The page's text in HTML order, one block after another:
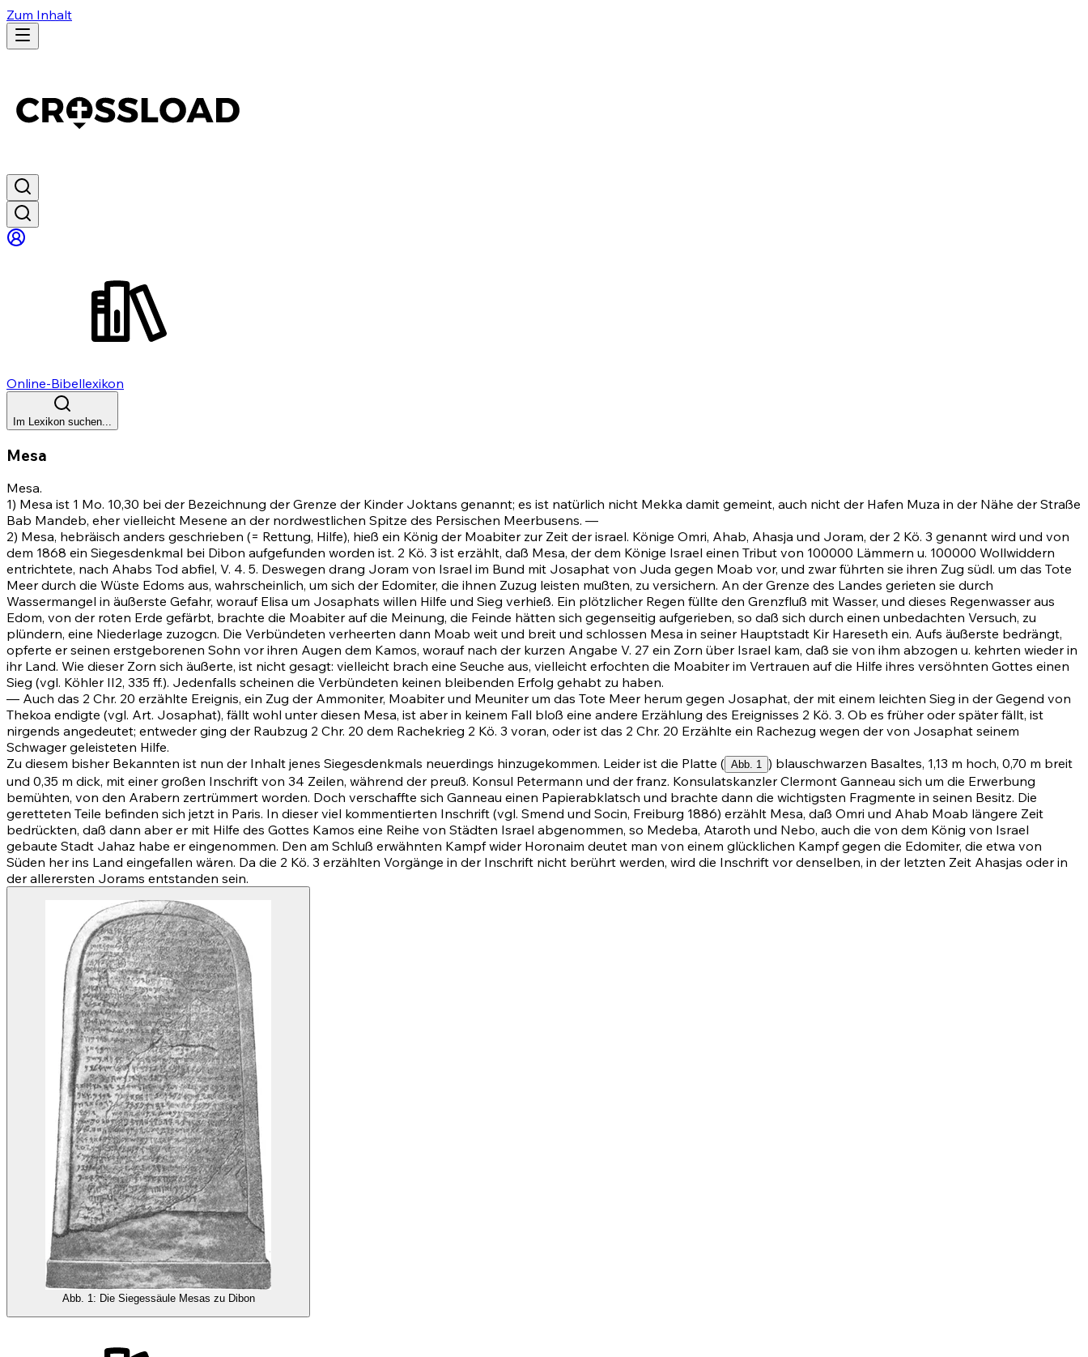
Zum Inhalt
Online-Bibellexikon
Im Lexikon suchen...
Mesa
Mesa.
1) Mesa ist 1 Mo. 10,30 bei der Bezeichnung der Grenze der Kinder Joktans genannt; es ist natürlich nicht Mekka damit gemeint, auch nicht der Hafen Muza in der Nähe der Straße
Bab Mandeb, eher vielleicht Mesene an der nordwestlichen Spitze des Persischen Meerbusens. —
2) Mesa, hebräisch anders geschrieben (= Rettung, Hilfe), hieß ein König der Moabiter zur Zeit der israel. Könige Omri, Ahab, Ahasja und Joram, der 2 Kö. 3 genannt wird und von
dem 1868 ein Siegesdenkmal bei Dibon aufgefunden worden ist. 2 Kö. 3 ist erzählt, daß Mesa, der dem Könige Israel einen Tribut von 100000 Lämmern u. 100000 Wollwiddern
entrichtete, nach Ahabs Tod abfiel, V. 4. 5. Deswegen drang Joram von Israel im Bund mit Josaphat von Juda gegen Moab vor, und zwar führten sie ihren Zug südl. um das Tote
Meer durch die Wüste Edoms aus, wahrscheinlich, um sich der Edomiter, die ihnen Zuzug leisten mußten, zu versichern. An der Grenze des Landes gerieten sie durch
Wassermangel in äußerste Gefahr, worauf Elisa um Josaphats willen Hilfe und Sieg verhieß. Ein plötzlicher Regen füllte den Grenzfluß mit Wasser, und dieses Regenwasser aus
Edom, von der roten Erde gefärbt, brachte die Moabiter auf die Meinung, die Feinde hätten sich gegenseitig aufgerieben, so daß sich durch einen unbedachten Versuch, zu
plündern, eine Niederlage zuzogcn. Die Verbündeten verheerten dann Moab weit und breit und schlossen Mesa in seiner Hauptstadt Kir Hareseth ein. Aufs äußerste bedrängt,
opferte er seinen erstgeborenen Sohn vor ihren Augen dem Kamos, worauf nach der kurzen Angabe V. 27 ein Zorn über Israel kam, daß sie von ihm abzogen u. kehrten wieder in
ihr Land. Wie dieser Zorn sich äußerte, ist nicht gesagt: vielleicht brach eine Seuche aus, vielleicht erfochten die Moabiter im Vertrauen auf die Hilfe ihres versöhnten Gottes einen
Sieg (vgl. Köhler II2, 335 ff.). Jedenfalls scheinen die Verbündeten keinen bleibenden Erfolg gehabt zu haben.
— Auch das 2 Chr. 20 erzählte Ereignis, ein Zug der Ammoniter, Moabiter und Meuniter um das Tote Meer herum gegen Josaphat, der mit einem leichten Sieg in der Gegend von
Thekoa endigte (vgl. Art. Josaphat), fällt wohl unter diesen Mesa, ist aber in keinem Fall bloß eine andere Erzählung des Ereignisses 2 Kö. 3. Ob es früher oder später fällt, ist
nirgends angedeutet; entweder ging der Raubzug 2 Chr. 20 dem Rachekrieg 2 Kö. 3 voran, oder ist das 2 Chr. 20 Erzählte ein Rachezug wegen der von Josaphat seinem
Schwager geleisteten Hilfe.
Zu diesem bisher Bekannten ist nun der Inhalt jenes Siegesdenkmals neuerdings hinzugekommen. Leider ist die Platte ( Abb. 1 ) blauschwarzen Basaltes, 1,13 m hoch, 0,70 m breit
und 0,35 m dick, mit einer großen Inschrift von 34 Zeilen, während der preuß. Konsul Petermann und der franz. Konsulatskanzler Clermont Ganneau sich um die Erwerbung
bemühten, von den Arabern zertrümmert worden. Doch verschaffte sich Ganneau einen Papierabklatsch und brachte dann die wichtigsten Fragmente in seinen Besitz. Die
geretteten Teile befinden sich jetzt in Paris. In dieser viel kommentierten Inschrift (vgl. Smend und Socin, Freiburg 1886) erzählt Mesa, daß Omri und Ahab Moab längere Zeit
bedrückten, daß dann aber er mit Hilfe des Gottes Kamos eine Reihe von Städten Israel abgenommen, so Medeba, Ataroth und Nebo, auch die von dem König von Israel
gebaute Stadt Jahaz habe er eingenommen. Den am Schluß erwähnten Kampf wider Horonaim deutet man von einem glücklichen Kampf gegen die Edomiter, die etwa von
Süden her ins Land eingefallen wären. Da die 2 Kö. 3 erzählten Vorgänge in der Inschrift nicht berührt werden, wird die Inschrift vor denselben, in der letzten Zeit Ahasjas oder in
der allerersten Jorams entstanden sein.
Abb. 1: Die Siegessäule Mesas zu Dibon